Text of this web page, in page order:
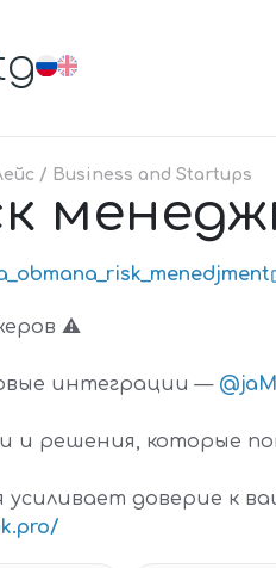
/ Business and Startups
⚠️
интеграции —
и решения, которые
усиливает доверие к